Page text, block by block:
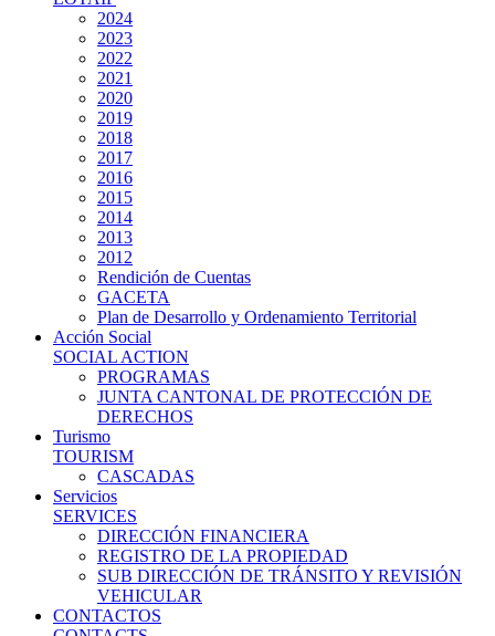
2024
2023
2022
2021
2020
2019
2018
2017
2016
2015
2014
2013
2012
Rendición de Cuentas
GACETA
Plan de Desarrollo y Ordenamiento Territorial
Acción Social
SOCIAL ACTION
PROGRAMAS
JUNTA CANTONAL DE PROTECCIÓN DE
DERECHOS
Turismo
TOURISM
CASCADAS
Servicios
SERVICES
DIRECCIÓN FINANCIERA
REGISTRO DE LA PROPIEDAD
SUB DIRECCIÓN DE TRÁNSITO Y REVISIÓN
VEHICULAR
CONTACTOS